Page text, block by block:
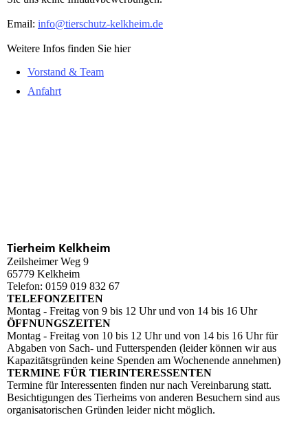
Email: info@tierschutz-kelkheim.de
Weitere Infos finden Sie hier
Vorstand & Team
Anfahrt
Tierheim Kelkheim
Zeilsheimer Weg 9
65779 Kelkheim
Telefon: 0159 019 832 67
TELEFONZEITEN
Montag - Freitag von 9 bis 12 Uhr und von 14 bis 16 Uhr
ÖFFNUNGSZEITEN
Montag - Freitag von 10 bis 12 Uhr und von 14 bis 16 Uhr für
Abgaben von Sach- und Futterspenden (leider können wir aus
Kapazitätsgründen keine Spenden am Wochenende annehmen)
TERMINE FÜR TIERINTERESSENTEN
Termine für Interessenten finden nur nach Vereinbarung statt.
Besichtigungen des Tierheims von anderen Besuchern sind aus
organisatorischen Gründen leider nicht möglich.